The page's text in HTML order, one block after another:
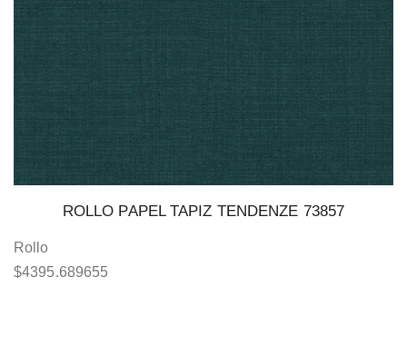
ROLLO PAPEL TAPIZ TENDENZE 73857
Rollo
$4395.689655